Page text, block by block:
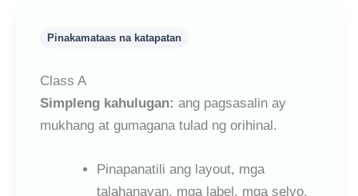
Pinakamataas na katapatan
Class A
Simpleng kahulugan: ang pagsasalin ay
mukhang at gumagana tulad ng orihinal.
Pinapanatili ang layout, mga
talahanayan, mga label, mga selyo,